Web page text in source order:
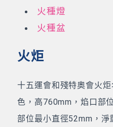
火種燈
火種盆
火炬
十五運會和殘特奧會火
色，高760mm，焰口部
部位最小直徑52mm，淨